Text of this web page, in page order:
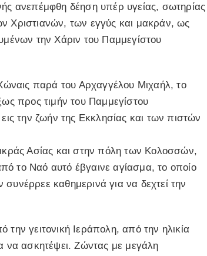
ανεπέμφθη δέηση υπέρ υγείας, σωτηρίας
Χριστιανών, των εγγύς και μακράν, ως
την Χάριν του Παμμεγίστου
παρά του Αρχαγγέλου Μιχαήλ, το
προς τιμήν του Παμμεγίστου
την ζωήν της Εκκλησίας και των πιστών
Ασίας και στην πόλη των Κολοσσών,
το Ναό αυτό έβγαινε αγίασμα, το οποίο
καθημερινά για να δεχτεί την
γειτονική Ιεράπολη, από την ηλικία
να ασκητέψει. Ζώντας με μεγάλη